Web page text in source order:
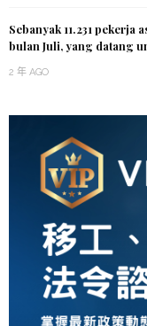
Sebanyak 11.231
bulan Juli, yang datang
2 年 AGO